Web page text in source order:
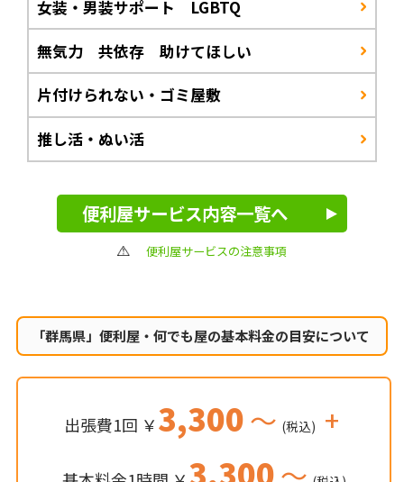
女装・男装サポート LGBTQ
無気力 共依存 助けてほしい
片付けられない・ゴミ屋敷
推し活・ぬい活
便利屋サービス内容一覧へ
便利屋サービスの注意事項
「群馬県」便利屋・何でも屋の基本料金の目安について
出張費1回 ￥3,300～ (税込) +